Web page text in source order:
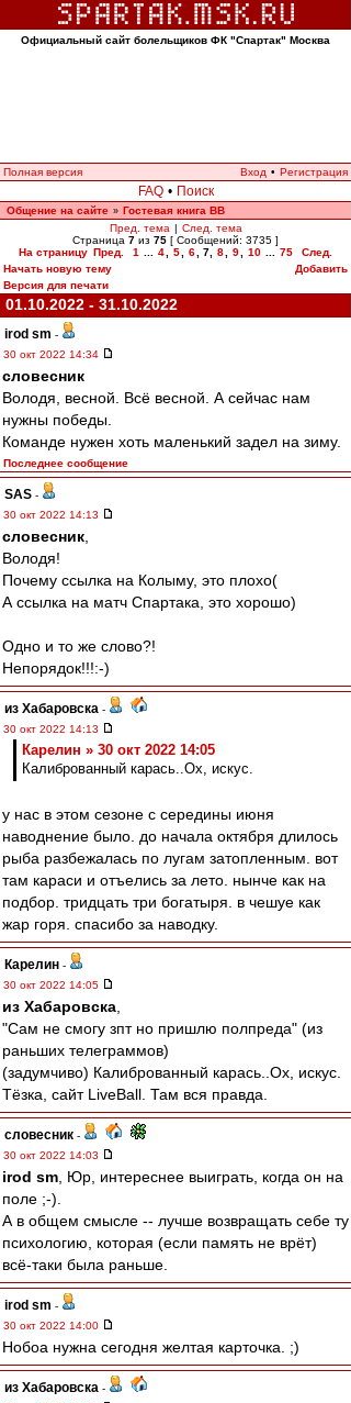
Официальный сайт болельщиков ФК "Спартак" Москва
Полная версия Вход • Регистрация
FAQ • Поиск
Общение на сайте » Гостевая книга ВВ
Пред. тема | След. тема
Страница 7 из 75 [ Сообщений: 3735 ]
На страницу Пред. 1 4 5 6 7 8 9 10 75
След.
Начать новую тему
Добавить
Версия для печати
01.10.2022 - 31.10.2022
irod sm -
30 окт 2022 14:34
словесник
Володя, весной. Всё весной. А сейчас нам
нужны победы.
Команде нужен хоть маленький задел на зиму.
Последнее сообщение
SAS -
30 окт 2022 14:13
словесник
Володя!
Почему ссылка на Колыму, это плохо(
А ссылка на матч Спартака, это хорошо)
Одно и то же слово?!
Непорядок!!!:-)
из Хабаровска -
30 окт 2022 14:13
Карелин » 30 окт 2022 14:05
Калиброванный карась..Ох, искус.
у нас в этом сезоне с середины июня
наводнение было. до начала октября длилось
рыба разбежалась по лугам затопленным. вот
там караси и отъелись за лето. нынче как на
подбор. тридцать три богатыря. в чешуе как
жар горя. спасибо за наводку.
Карелин -
30 окт 2022 14:05
из Хабаровска
"Сам не смогу зпт но пришлю полпреда" (из
раньших телеграммов)
(задумчиво) Калиброванный карась..Ох, искус.
Тёзка, сайт LiveBall. Там вся правда.
словесник -
30 окт 2022 14:03
irod sm , Юр, интереснее выиграть, когда он на
поле ;-).
А в общем смысле -- лучше возвращать себе ту
психологию, которая (если память не врёт)
всё-таки была раньше.
irod sm -
30 окт 2022 14:00
Нобоа нужна сегодня желтая карточка. ;)
из Хабаровска -